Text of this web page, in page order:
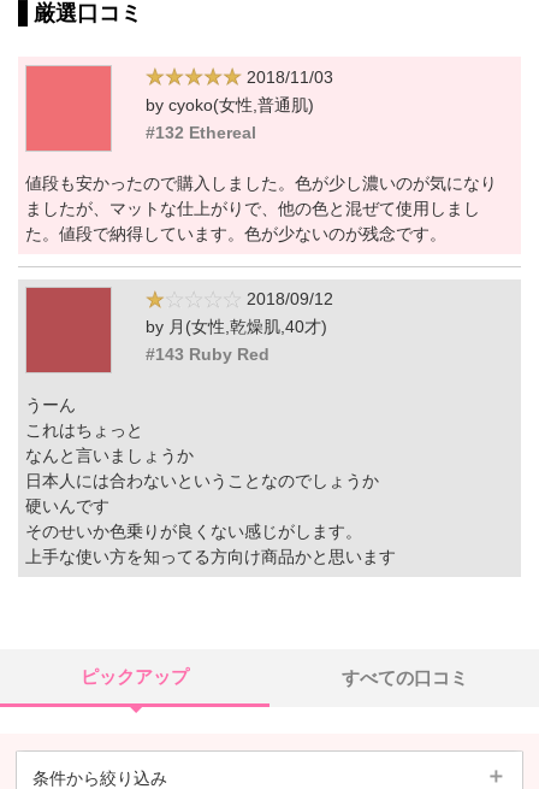
厳選口コミ
2018/11/03
by cyoko(女性,普通肌)
#132 Ethereal
値段も安かったので購入しました。色が少し濃いのが気になり
ましたが、マットな仕上がりで、他の色と混ぜて使用しまし
た。値段で納得しています。色が少ないのが残念です。
2018/09/12
by 月(女性,乾燥肌,40才)
#143 Ruby Red
うーん
これはちょっと
なんと言いましょうか
日本人には合わないということなのでしょうか
硬いんです
そのせいか色乗りが良くない感じがします。
上手な使い方を知ってる方向け商品かと思います
ピックアップ すべての口コミ
条件から絞り込み